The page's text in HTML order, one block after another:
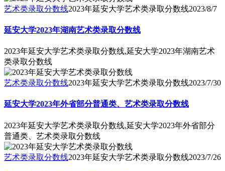
艺术类录取分数线2023年延安大学艺术类录取分数线2023/8/7
延安大学2023年湖南艺术类录取分数线
2023年延安大学艺术类录取分数线,延安大学2023年湖南艺术
类录取分数线
艺术类录取分数线2023年延安大学艺术类录取分数线2023/7/30
延安大学2023年外省部分普通类、艺术类录取分数线
2023年延安大学艺术类录取分数线,延安大学2023年外省部分
普通类、艺术类录取分数线
艺术类录取分数线2023年延安大学艺术类录取分数线2023/7/26